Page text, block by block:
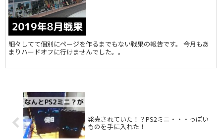
細々してて個別にページを作るまでもない戦果の報告です。 今月もあ
まりハードオフに行けませんでした。。
発売されていた！？PS2ミニ・・・っぽい
ものを手に入れた！